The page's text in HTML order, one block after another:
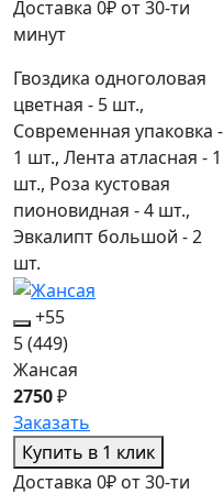
Доставка 0₽ от 30-ти
минут
Гвоздика одноголовая
цветная - 5 шт.,
Современная упаковка -
1 шт., Лента атласная - 1
шт., Роза кустовая
пионовидная - 4 шт.,
Эвкалипт большой - 2
шт.
+55
5(449)
Жансая
2750₽
Заказать
Купить в 1 клик
Доставка 0₽ от 30-ти